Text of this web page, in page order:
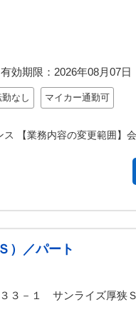
有効期限： 2026年08月07日
勤なし マイカー通勤可
【業務内容の変更範囲】
）／パート
３－１ サンライズ厚狭